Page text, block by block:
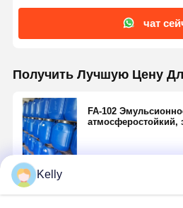
чат
Получить Лучшую Цену
FA-102
атмосферостойкий,
Kelly